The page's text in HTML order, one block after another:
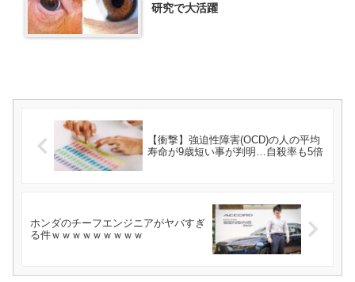
研究で大活躍
【衝撃】強迫性障害(OCD)の人の平均
寿命が9歳短い事が判明…自殺率も5倍
ホンダのチーフエンジニアがヤバすぎ
る件ｗｗｗｗｗｗｗｗｗ